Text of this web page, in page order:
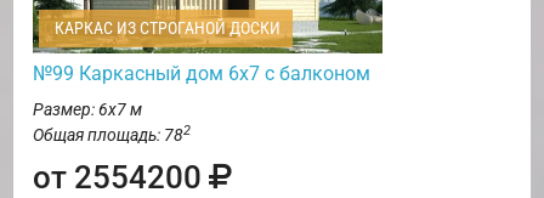
КАРКАС ИЗ СТРОГАНОЙ ДОСКИ
№99 Каркасный дом 6х7 с балконом
Размер: 6х7 м
Общая площадь: 782
от 2554200